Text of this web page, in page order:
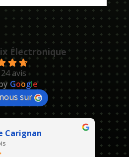
Électronique
avis
Google
sur
Carignan